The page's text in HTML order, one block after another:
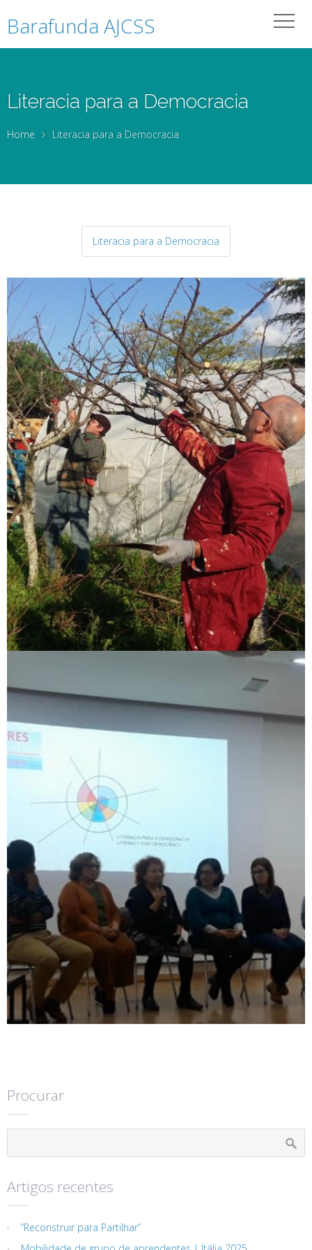
Barafunda AJCSS
Literacia para a Democracia
Home Literacia para a Democracia
Literacia para a Democracia
Procurar
Artigos recentes
“Reconstruir para Partilhar”